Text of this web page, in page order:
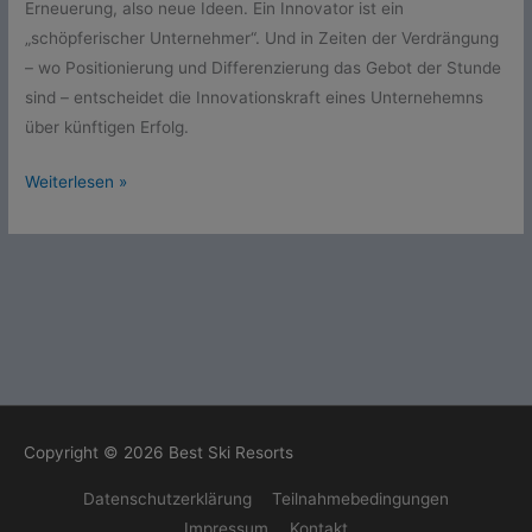
Erneuerung, also neue Ideen. Ein Innovator ist ein
„schöpferischer Unternehmer“. Und in Zeiten der Verdrängung
– wo Positionierung und Differenzierung das Gebot der Stunde
sind – entscheidet die Innovationskraft eines Unternehemns
über künftigen Erfolg.
Weiterlesen »
Copyright © 2026 Best Ski Resorts
Datenschutzerklärung
Teilnahmebedingungen